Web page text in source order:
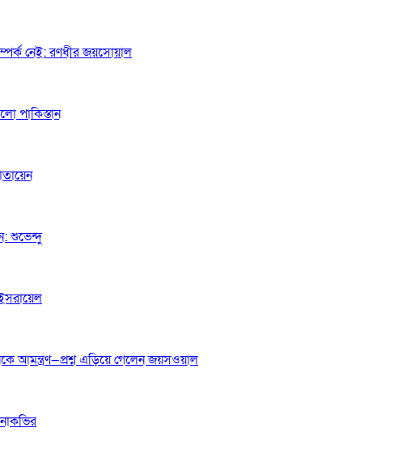
নেই: রণধীর জয়সোয়াল
পাকিস্তান
শুভেন্দু
আমন্ত্রণ—প্রশ্ন এড়িয়ে গেলেন জয়সওয়াল